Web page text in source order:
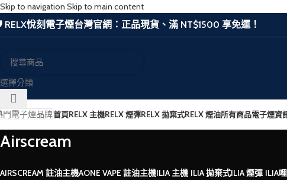
Skip to navigation Skip to main content
RELX悅刻電子煙台灣官網：正品現貨、滿 NT$1500 享免運！
選擇分類
門電子煙品牌首頁RELX 主機RELX 煙彈RELX 拋棄式RELX 煙油所有商品電子煙資
Airscream
AIRSCREAM 註油主機AONE VAPE 註油主機ILIA 主機 ILIA 拋棄式ILIA 煙彈 ILIA